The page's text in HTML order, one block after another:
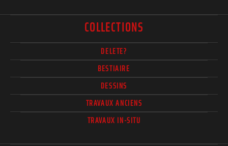
COLLECTIONS
DELETE?
BESTIAIRE
DESSINS
TRAVAUX ANCIENS
TRAVAUX IN-SITU